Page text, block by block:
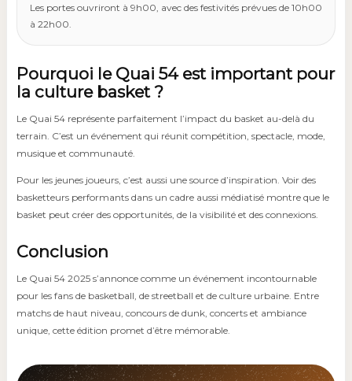
Les portes ouvriront à 9h00, avec des festivités prévues de 10h00
à 22h00.
Pourquoi le Quai 54 est important pour
la culture basket ?
Le Quai 54 représente parfaitement l’impact du basket au-delà du
terrain. C’est un événement qui réunit compétition, spectacle, mode,
musique et communauté.
Pour les jeunes joueurs, c’est aussi une source d’inspiration. Voir des
basketteurs performants dans un cadre aussi médiatisé montre que le
basket peut créer des opportunités, de la visibilité et des connexions.
Conclusion
Le Quai 54 2025 s’annonce comme un événement incontournable
pour les fans de basketball, de streetball et de culture urbaine. Entre
matchs de haut niveau, concours de dunk, concerts et ambiance
unique, cette édition promet d’être mémorable.